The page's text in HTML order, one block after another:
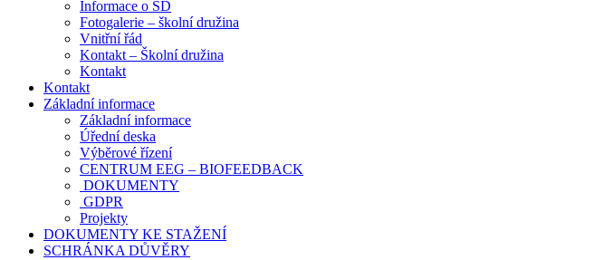
Informace o ŠD
Fotogalerie – školní družina
Vnitřní řád
Kontakt – Školní družina
Kontakt
Kontakt
Základní informace
Základní informace
Úřední deska
Výběrové řízení
CENTRUM EEG – BIOFEEDBACK
DOKUMENTY
GDPR
Projekty
DOKUMENTY KE STAŽENÍ
SCHRÁNKA DŮVĚRY